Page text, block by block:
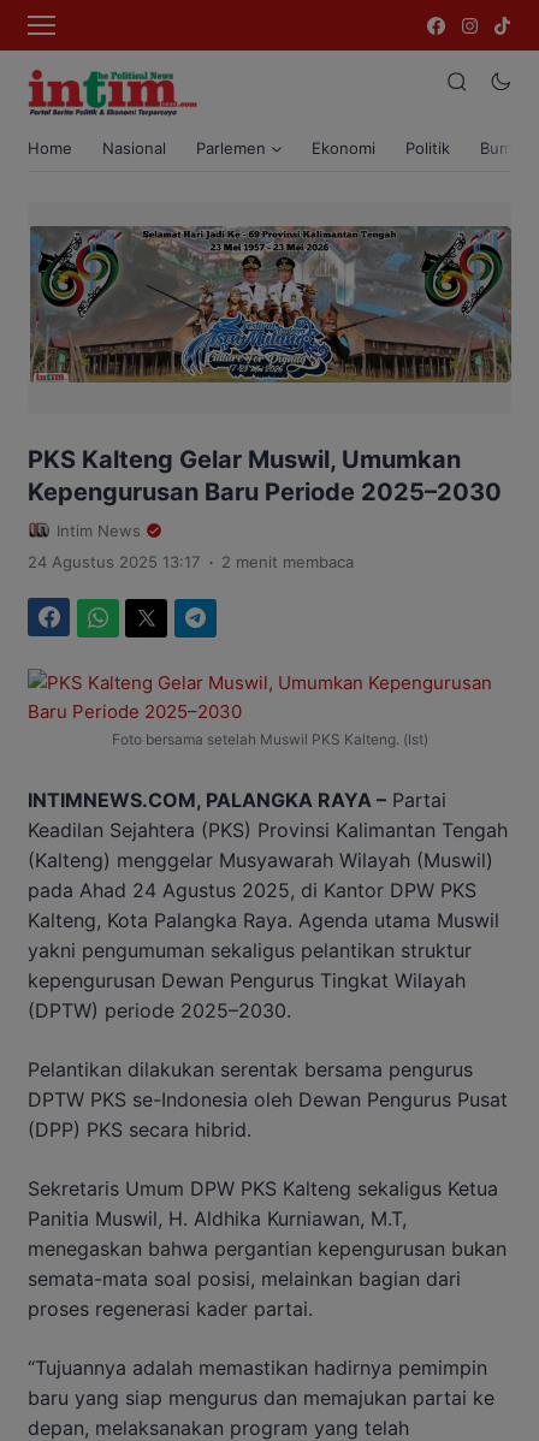
Home Nasional Parlemen Ekonomi Politik Bumi
PKS Kalteng Gelar Muswil, Umumkan
Kepengurusan Baru Periode 2025–2030
Intim News
24 Agustus 2025 13:17 . 2 menit membaca
Foto bersama setelah Muswil PKS Kalteng. (Ist)
INTIMNEWS.COM, PALANGKA RAYA – Partai
Keadilan Sejahtera (PKS) Provinsi Kalimantan Tengah
(Kalteng) menggelar Musyawarah Wilayah (Muswil)
pada Ahad 24 Agustus 2025, di Kantor DPW PKS
Kalteng, Kota Palangka Raya. Agenda utama Muswil
yakni pengumuman sekaligus pelantikan struktur
kepengurusan Dewan Pengurus Tingkat Wilayah
(DPTW) periode 2025–2030.
Pelantikan dilakukan serentak bersama pengurus
DPTW PKS se-Indonesia oleh Dewan Pengurus Pusat
(DPP) PKS secara hibrid.
Sekretaris Umum DPW PKS Kalteng sekaligus Ketua
Panitia Muswil, H. Aldhika Kurniawan, M.T,
menegaskan bahwa pergantian kepengurusan bukan
semata-mata soal posisi, melainkan bagian dari
proses regenerasi kader partai.
“Tujuannya adalah memastikan hadirnya pemimpin
baru yang siap mengurus dan memajukan partai ke
depan, melaksanakan program yang telah